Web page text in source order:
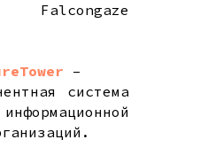
Falcongaze
–
система